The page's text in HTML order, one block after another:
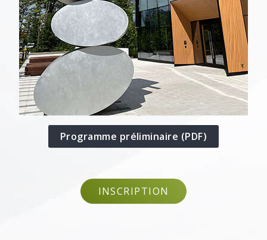
Programme préliminaire (PDF)
fenêtre)
INSCRIPTION